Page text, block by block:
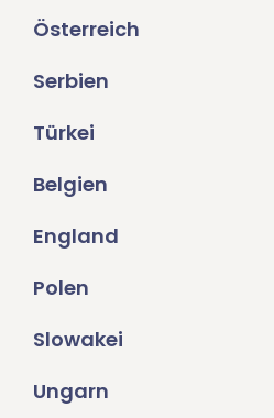
Österreich
Serbien
Türkei
Belgien
England
Polen
Slowakei
Ungarn